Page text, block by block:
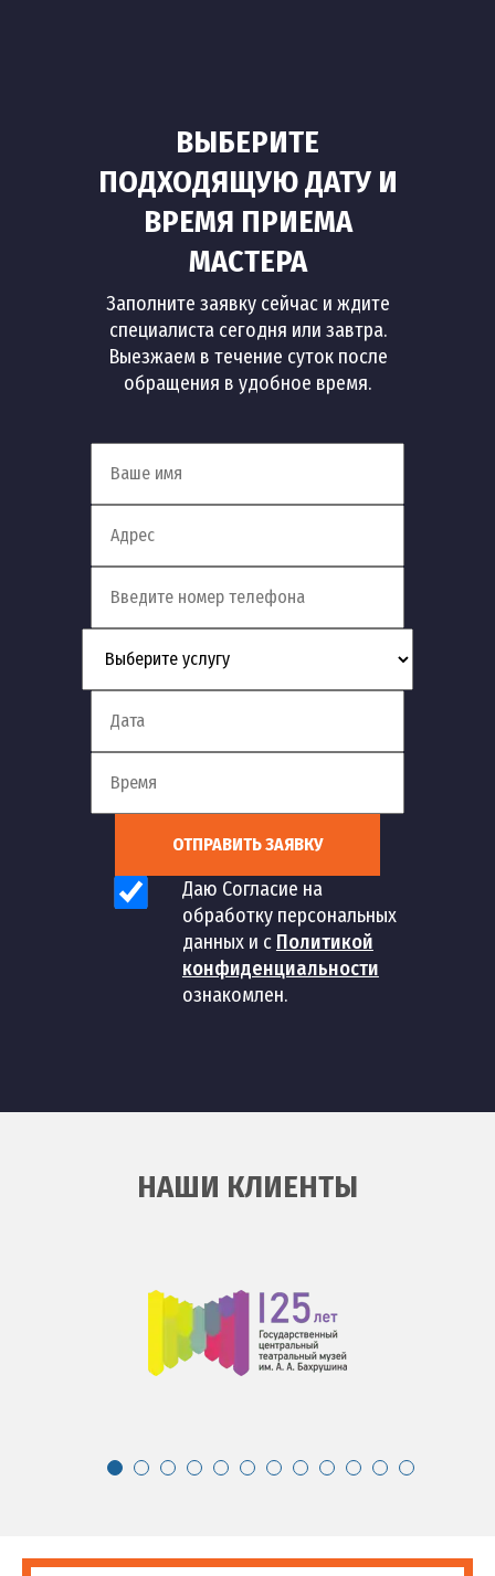
ВЫБЕРИТЕ
ПОДХОДЯЩУЮ ДАТУ И
ВРЕМЯ ПРИЕМА
МАСТЕРА
Заполните заявку сейчас и ждите
специалиста сегодня или завтра.
Выезжаем в течение суток после
обращения в удобное время.
ОТПРАВИТЬ ЗАЯВКУ
Даю Согласие на
обработку персональных
данных и с Политикой
конфиденциальности
ознакомлен.
НАШИ КЛИЕНТЫ